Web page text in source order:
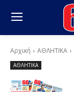
Αρχική ΑΘΛΗΤΙΚΑ
ΑΘΛΗΤΙΚΑ